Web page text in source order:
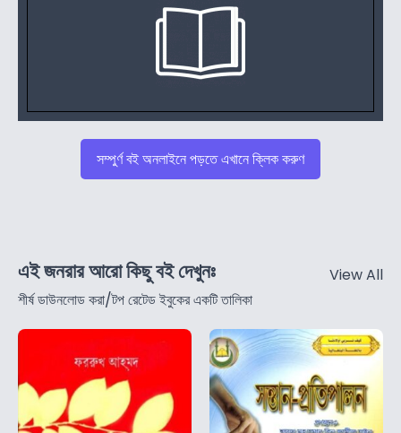
সম্পুর্ণ বই অনলাইনে পড়তে এখানে ক্লিক করুণ
এই জনরার আরো কিছু বই দেখুনঃ
শীর্ষ ডাউনলোড করা/টপ রেটেড ইবুকের একটি তালিকা
View All